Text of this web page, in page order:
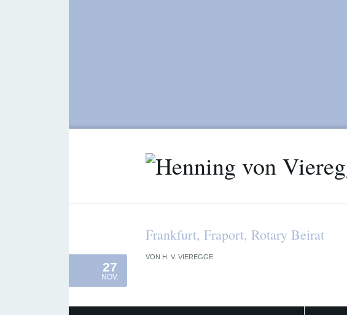
Frankfurt, Fraport, Rotary Beirat
27
NOV.
VON H. V. VIEREGGE